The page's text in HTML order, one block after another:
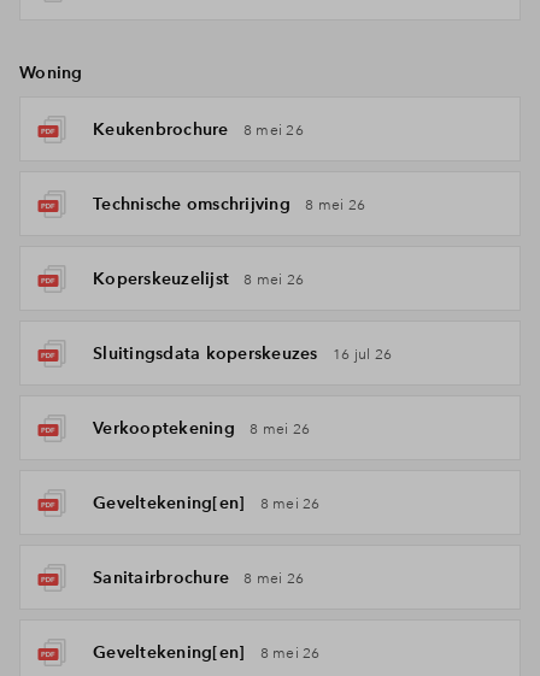
Woning
Keukenbrochure 8 mei 26
Technische omschrijving 8 mei 26
Koperskeuzelijst 8 mei 26
Sluitingsdata koperskeuzes 16 jul 26
Verkooptekening 8 mei 26
Geveltekening[en] 8 mei 26
Sanitairbrochure 8 mei 26
Geveltekening[en] 8 mei 26